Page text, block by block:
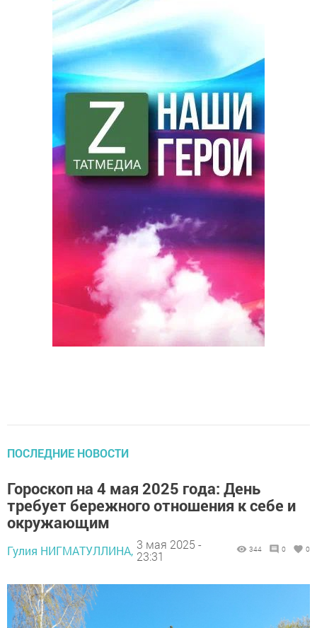
ПОСЛЕДНИЕ НОВОСТИ
Гороскоп на 4 мая 2025 года: День
требует бережного отношения к себе и
окружающим
Гулия НИГМАТУЛЛИНА, 3 мая 2025 -
23:31
344 0 0